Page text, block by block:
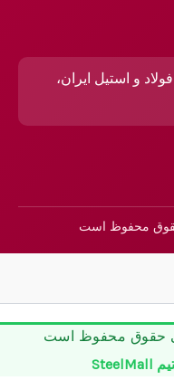
فتح ۲۱، بازار فولاد و استیل ایران،
حقوق محفوظ است
تیم SteelMall